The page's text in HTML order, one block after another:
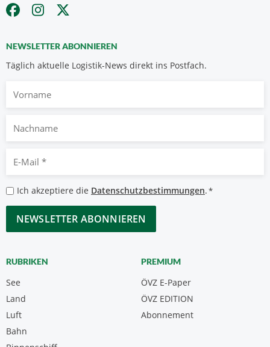
NEWSLETTER ABONNIEREN
Täglich aktuelle Logistik-News direkt ins Postfach.
Vorname
Nachname
Mail
*
Datenschutzbestimmungen
*
Ich akzeptiere die Datenschutzbestimmungen.*
CAPTCHA
RUBRIKEN
See
Land
Luft
Bahn
PREMIUM
ÖVZ E-Paper
Abonnement
ÖVZ EDITION